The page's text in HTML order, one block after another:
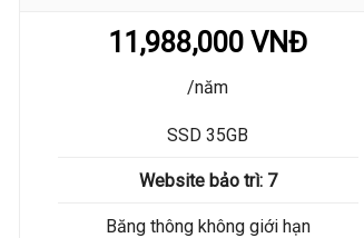
11,988,000 VNĐ
/năm
SSD 35GB
Website bảo trì: 7
Băng thông không giới hạn